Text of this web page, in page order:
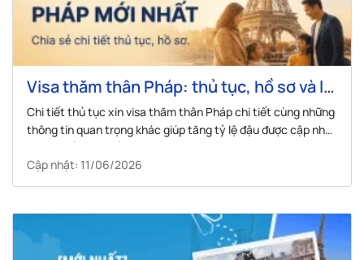
Visa thăm thân Pháp: thủ tục, hồ sơ và lệ
phí chi tiết
Chi tiết thủ tục xin visa thăm thân Pháp chi tiết cùng những
thông tin quan trọng khác giúp tăng tỷ lệ đậu được cập nhật
mới và đầy đủ nhất!
Cập nhật: 11/06/2026